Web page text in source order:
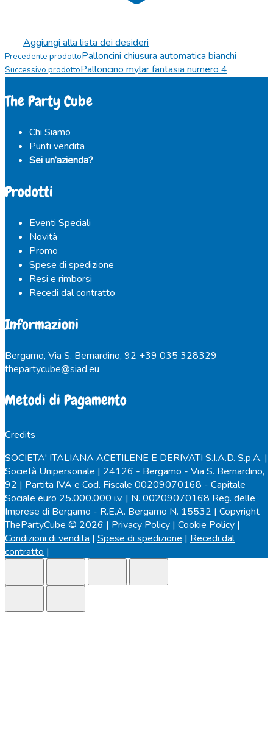
Aggiungi alla lista dei desideri
Precedente prodottoPalloncini chiusura automatica bianchi
Successivo prodottoPalloncino mylar fantasia numero 4
The Party Cube
Chi Siamo
Punti vendita
Sei un’azienda?
Prodotti
Eventi Speciali
Novità
Promo
Spese di spedizione
Resi e rimborsi
Recedi dal contratto
Informazioni
Bergamo, Via S. Bernardino, 92 +39 035 328329
thepartycube@siad.eu
Metodi di Pagamento
Credits
SOCIETA' ITALIANA ACETILENE E DERIVATI S.I.A.D. S.p.A. |
Società Unipersonale | 24126 - Bergamo - Via S. Bernardino,
92 | Partita IVA e Cod. Fiscale 00209070168 - Capitale
Sociale euro 25.000.000 i.v. | N. 00209070168 Reg. delle
Imprese di Bergamo - R.E.A. Bergamo N. 15532 | Copyright
ThePartyCube © 2026 | Privacy Policy | Cookie Policy |
Condizioni di vendita | Spese di spedizione | Recedi dal
contratto |